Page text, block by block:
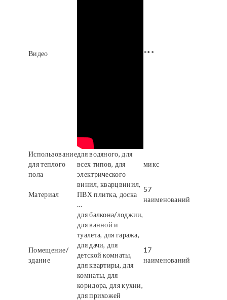
Видео ***
Использование
для теплого
пола
для водяного, для
всех типов, для
электрического
микс
Материал
винил, кварцвинил,
ПВХ плитка, доска
...
57
наименований
Помещение/
здание
для балкона/лоджии,
для ванной и
туалета, для гаража,
для дачи, для
детской комнаты,
для квартиры, для
комнаты, для
коридора, для кухни,
для прихожей
17
наименований